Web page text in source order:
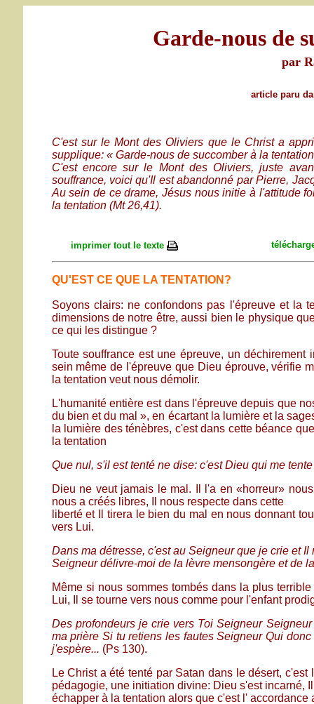
Garde-nous de
par
article paru
C'est sur le Mont des Oliviers que le Christ a
supplique: « Garde-nous de succomber à la
C'est encore sur le Mont des Oliviers, juste
souffrance, voici qu'Il est abandonné par Pierre,
Au sein de ce drame, Jésus nous initie à l'attitude
la tentation (Mt 26,41).
imprimer tout le texte
QU'EST CE QUE LA TENTATION?
Soyons clairs: ne confondons pas l'épreuve et la
dimensions de notre être, aussi bien le physique
ce qui les distingue ?
Toute souffrance est une épreuve, un
sein même de l'épreuve que Dieu éprouve, vérifie
la tentation veut nous démolir.
L'humanité entière est dans l'épreuve depuis que
du bien et du mal », en écartant la lumière et la
la lumière des ténèbres, c'est dans cette béance
la tentation
Que nul, s'il est tenté ne dise: c'est Dieu qui me
Dieu ne veut jamais le mal. Il l'a en «horreur»
nous a créés libres, Il nous respecte dans cette
liberté et Il tirera le bien du mal en nous donnant
vers Lui.
Dans ma détresse, c'est au Seigneur que je crie et Il
Seigneur délivre-moi de la lèvre mensongère et de
Même si nous sommes tombés dans la plus
Lui, Il se tourne vers nous comme pour l'enfant
Des profondeurs je crie vers Toi Seigneur
ma prière Si tu retiens les fautes Seigneur Qui
j'espère... (Ps 130).
Le Christ a été tenté par Satan dans le désert,
pédagogie, une initiation divine: Dieu s'est incarné,
échapper à la tentation alors que c'est l'